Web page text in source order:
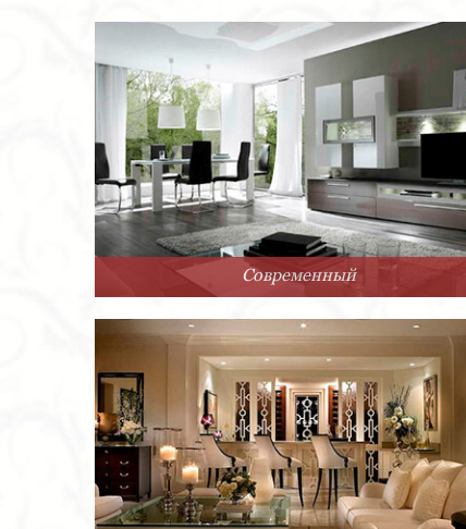
Современный